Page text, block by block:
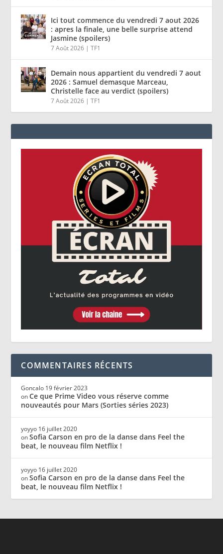
Ici tout commence du vendredi 7 aout 2026
: apres la finale, une belle surprise attend
Jasmine (spoilers)
7 Août 2026 |TF1
Demain nous appartient du vendredi 7 aout
2026 : Samuel demasque Marceau,
Christelle face au verdict (spoilers)
7 Août 2026 |TF1
COMMENTAIRES RÉCENTS
Goncalo 19 février 2023
onCe que Prime Video vous réserve comme
nouveautés pour Mars (Sorties séries 2023)
yoyyo 16 juillet 2020
onSofia Carson en pro de la danse dans Feel the
beat, le nouveau film Netflix !
yoyyo 16 juillet 2020
onSofia Carson en pro de la danse dans Feel the
beat, le nouveau film Netflix !